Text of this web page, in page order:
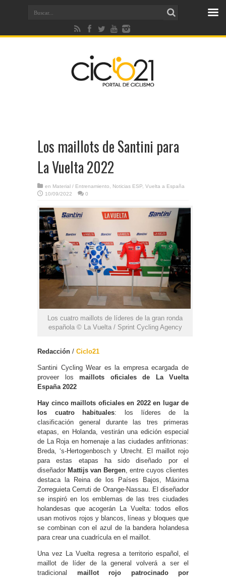
Los maillots de Santini para
La Vuelta 2022
en Material / Entrenamiento Noticias ESP Vuelta a España
10/09/2022
0
Los cuatro maillots de líderes de la gran ronda
española © La Vuelta / Sprint Cycling Agency
Redacción / Ciclo21
Santini Cycling Wear es la empresa ecargada de
proveer los maillots oficiales de La Vuelta
España 2022
Hay cinco maillots oficiales en 2022 en lugar de
los cuatro habituales: los líderes de la
clasificación general durante las tres primeras
etapas, en Holanda, vestirán una edición especial
de La Roja en homenaje a las ciudades anfitrionas:
Breda, ‘s-Hertogenbosch y Utrecht. El maillot rojo
para estas etapas ha sido diseñado por el
diseñador Mattijs van Bergen , entre cuyos clientes
destaca la Reina de los Países Bajos, Máxima
Zorreguieta Cerruti de Orange-Nassau. El diseñador
se inspiró en los emblemas de las tres ciudades
holandesas que acogerán La Vuelta: todos ellos
usan motivos rojos y blancos, líneas y bloques que
se combinan con el azul de la bandera holandesa
para crear una cuadrícula en el maillot.
Una vez La Vuelta regresa a territorio español, el
maillot de líder de la general volverá a ser el
tradicional maillot rojo patrocinado por